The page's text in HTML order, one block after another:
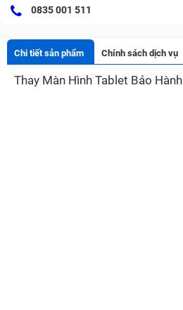
0835 001 511
Chi tiết sản phẩm Chính sách dịch vụ
Thay Màn Hình Tablet Bảo Hành